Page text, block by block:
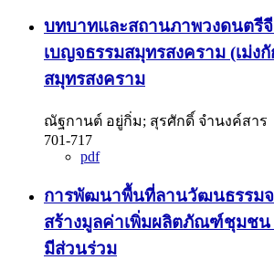
บทบาทและสถานภาพวงดนตรี
เบญจธรรมสมุทรสงคราม (เม่ง
สมุทรสงคราม
ณัฐกานต์ อยู่กิ่ม; สุรศักดิ์ จำนงค์สาร
701-717
pdf
การพัฒนาพื้นที่ลานวัฒนธรรม
สร้างมูลค่าเพิ่มผลิตภัณฑ์ชุมชน
มีส่วนร่วม